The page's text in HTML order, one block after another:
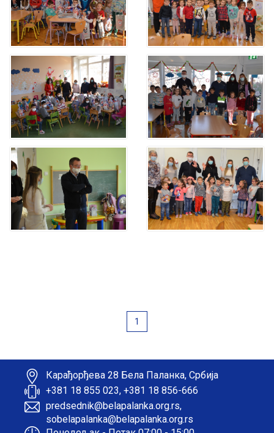
1
Карађорђева 28 Бела Паланка, Србија
+381 18 855 023, +381 18 856-666
predsednik@belapalanka.org.rs,
sobelapalanka@belapalanka.org.rs